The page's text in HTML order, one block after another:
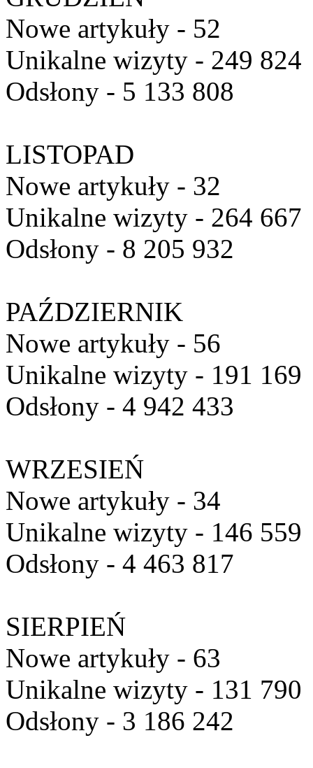
Nowe artykuły - 52
Unikalne wizyty - 249 824
Odsłony - 5 133 808
LISTOPAD
Nowe artykuły - 32
Unikalne wizyty - 264 667
Odsłony - 8 205 932
PAŹDZIERNIK
Nowe artykuły - 56
Unikalne wizyty - 191 169
Odsłony - 4 942 433
WRZESIEŃ
Nowe artykuły - 34
Unikalne wizyty - 146 559
Odsłony - 4 463 817
SIERPIEŃ
Nowe artykuły - 63
Unikalne wizyty - 131 790
Odsłony - 3 186 242